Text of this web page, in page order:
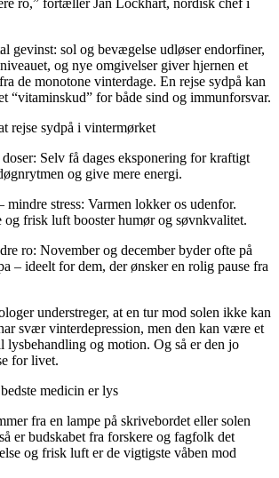
ro,” fortæller Jan Lockhart, nordisk chef i
gevinst: sol og bevægelse udløser endorfiner,
og nye omgivelser giver hjernen et
de monotone vinterdage. En rejse sydpå kan
“vitaminskud” for både sind og immunforsvar.
rejse sydpå i vintermørket
Selv få dages eksponering for kraftigt
og give mere energi.
mindre stress: Varmen lokker os udenfor.
og frisk luft booster humør og søvnkvalitet.
ro: November og december byder ofte på
– ideelt for dem, der ønsker en rolig pause fra
understreger, at en tur mod solen ikke kan
svær vinterdepression, men den kan være et
lysbehandling og motion. Og så er den jo
for livet.
medicin er lys
fra en lampe på skrivebordet eller solen
er budskabet fra forskere og fagfolk det
og frisk luft er de vigtigste våben mod